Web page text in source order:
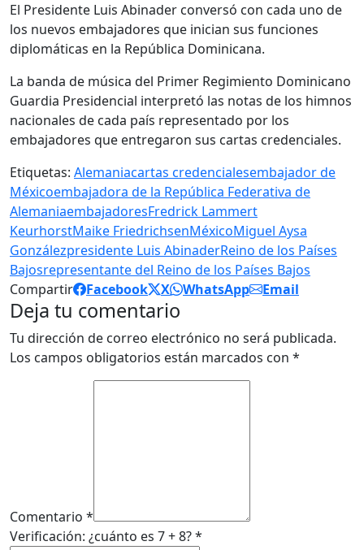
El Presidente Luis Abinader conversó con cada uno de
los nuevos embajadores que inician sus funciones
diplomáticas en la República Dominicana.
La banda de música del Primer Regimiento Dominicano
Guardia Presidencial interpretó las notas de los himnos
nacionales de cada país representado por los
embajadores que entregaron sus cartas credenciales.
Etiquetas: Alemaniacartas credencialesembajador de
Méxicoembajadora de la República Federativa de
AlemaniaembajadoresFredrick Lammert
KeurhorstMaike FriedrichsenMéxicoMiguel Aysa
Gonzálezpresidente Luis AbinaderReino de los Países
Bajosrepresentante del Reino de los Países Bajos
Compartir
Facebook X WhatsApp Email
Deja tu comentario
Tu dirección de correo electrónico no será publicada.
Los campos obligatorios están marcados con *
Comentario *
Verificación: ¿cuánto es 7 + 8? *